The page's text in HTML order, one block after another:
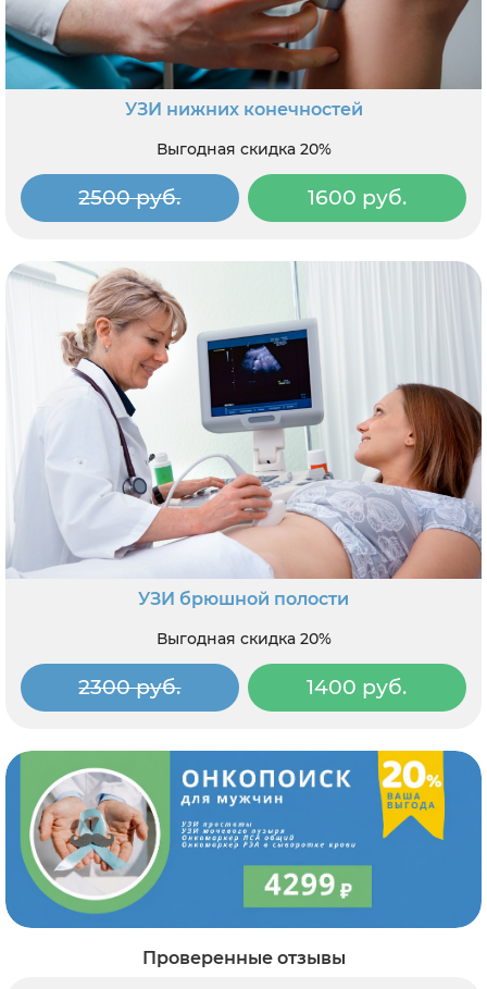
УЗИ нижних конечностей
Выгодная скидка 20%
2500 руб. 1600 руб.
УЗИ брюшной полости
Выгодная скидка 20%
2300 руб. 1400 руб.
Проверенные отзывы